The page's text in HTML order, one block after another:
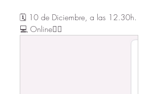
🗓️ 10 de Diciembre, a las 12.30h.
💻 Online👇🏻